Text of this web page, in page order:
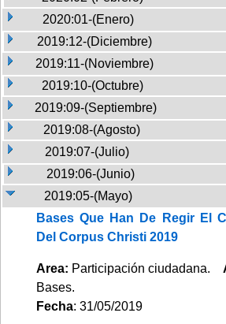
2020:01-(Enero)
2019:12-(Diciembre)
2019:11-(Noviembre)
2019:10-(Octubre)
2019:09-(Septiembre)
2019:08-(Agosto)
2019:07-(Julio)
2019:06-(Junio)
2019:05-(Mayo)
Bases Que Han De Regir El
Del Corpus Christi 2019
Area: Participación ciudadana.
Bases.
Fecha: 31/05/2019